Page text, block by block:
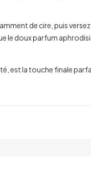
de cire, puis
le doux parfum
est la touche finale